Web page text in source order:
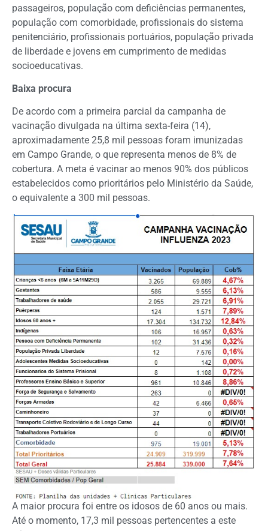
passageiros, população com deficiências permanentes,
população com comorbidade, profissionais do sistema
penitenciário, profissionais portuários, população privada
de liberdade e jovens em cumprimento de medidas
socioeducativas.
Baixa procura
De acordo com a primeira parcial da campanha de
vacinação divulgada na última sexta-feira (14),
aproximadamente 25,8 mil pessoas foram imunizadas
em Campo Grande, o que representa menos de 8% de
cobertura. A meta é vacinar ao menos 90% dos públicos
estabelecidos como prioritários pelo Ministério da Saúde,
o equivalente a 300 mil pessoas.
A maior procura foi entre os idosos de 60 anos ou mais.
Até o momento, 17,3 mil pessoas pertencentes a este